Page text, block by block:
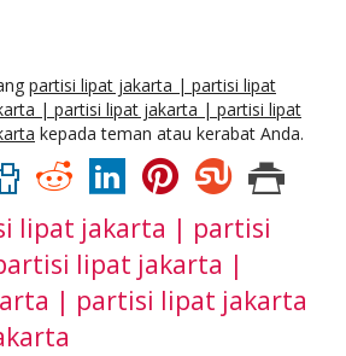
partisi lipat jakarta | partisi lipat
| partisi lipat jakarta | partisi lipat
kepada teman atau kerabat Anda.
lipat jakarta | partisi
lipat jakarta |
| partisi lipat jakarta